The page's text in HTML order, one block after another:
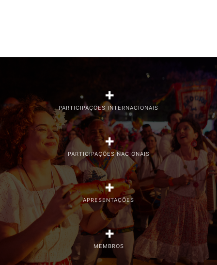
PARTICIPAÇÕES INTERNACIONAIS
+
PARTICIPAÇÕES NACIONAIS
+
APRESENTAÇÕES
+
MEMBROS
+